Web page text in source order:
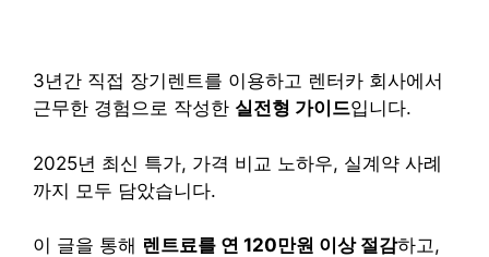
3년간 직접 장기렌트를 이용하고 렌터카 회사에서
근무한 경험으로 작성한 실전형 가이드입니다.
2025년 최신 특가, 가격 비교 노하우, 실계약 사례
까지 모두 담았습니다.
이 글을 통해 렌트료를 연 120만원 이상 절감하고,